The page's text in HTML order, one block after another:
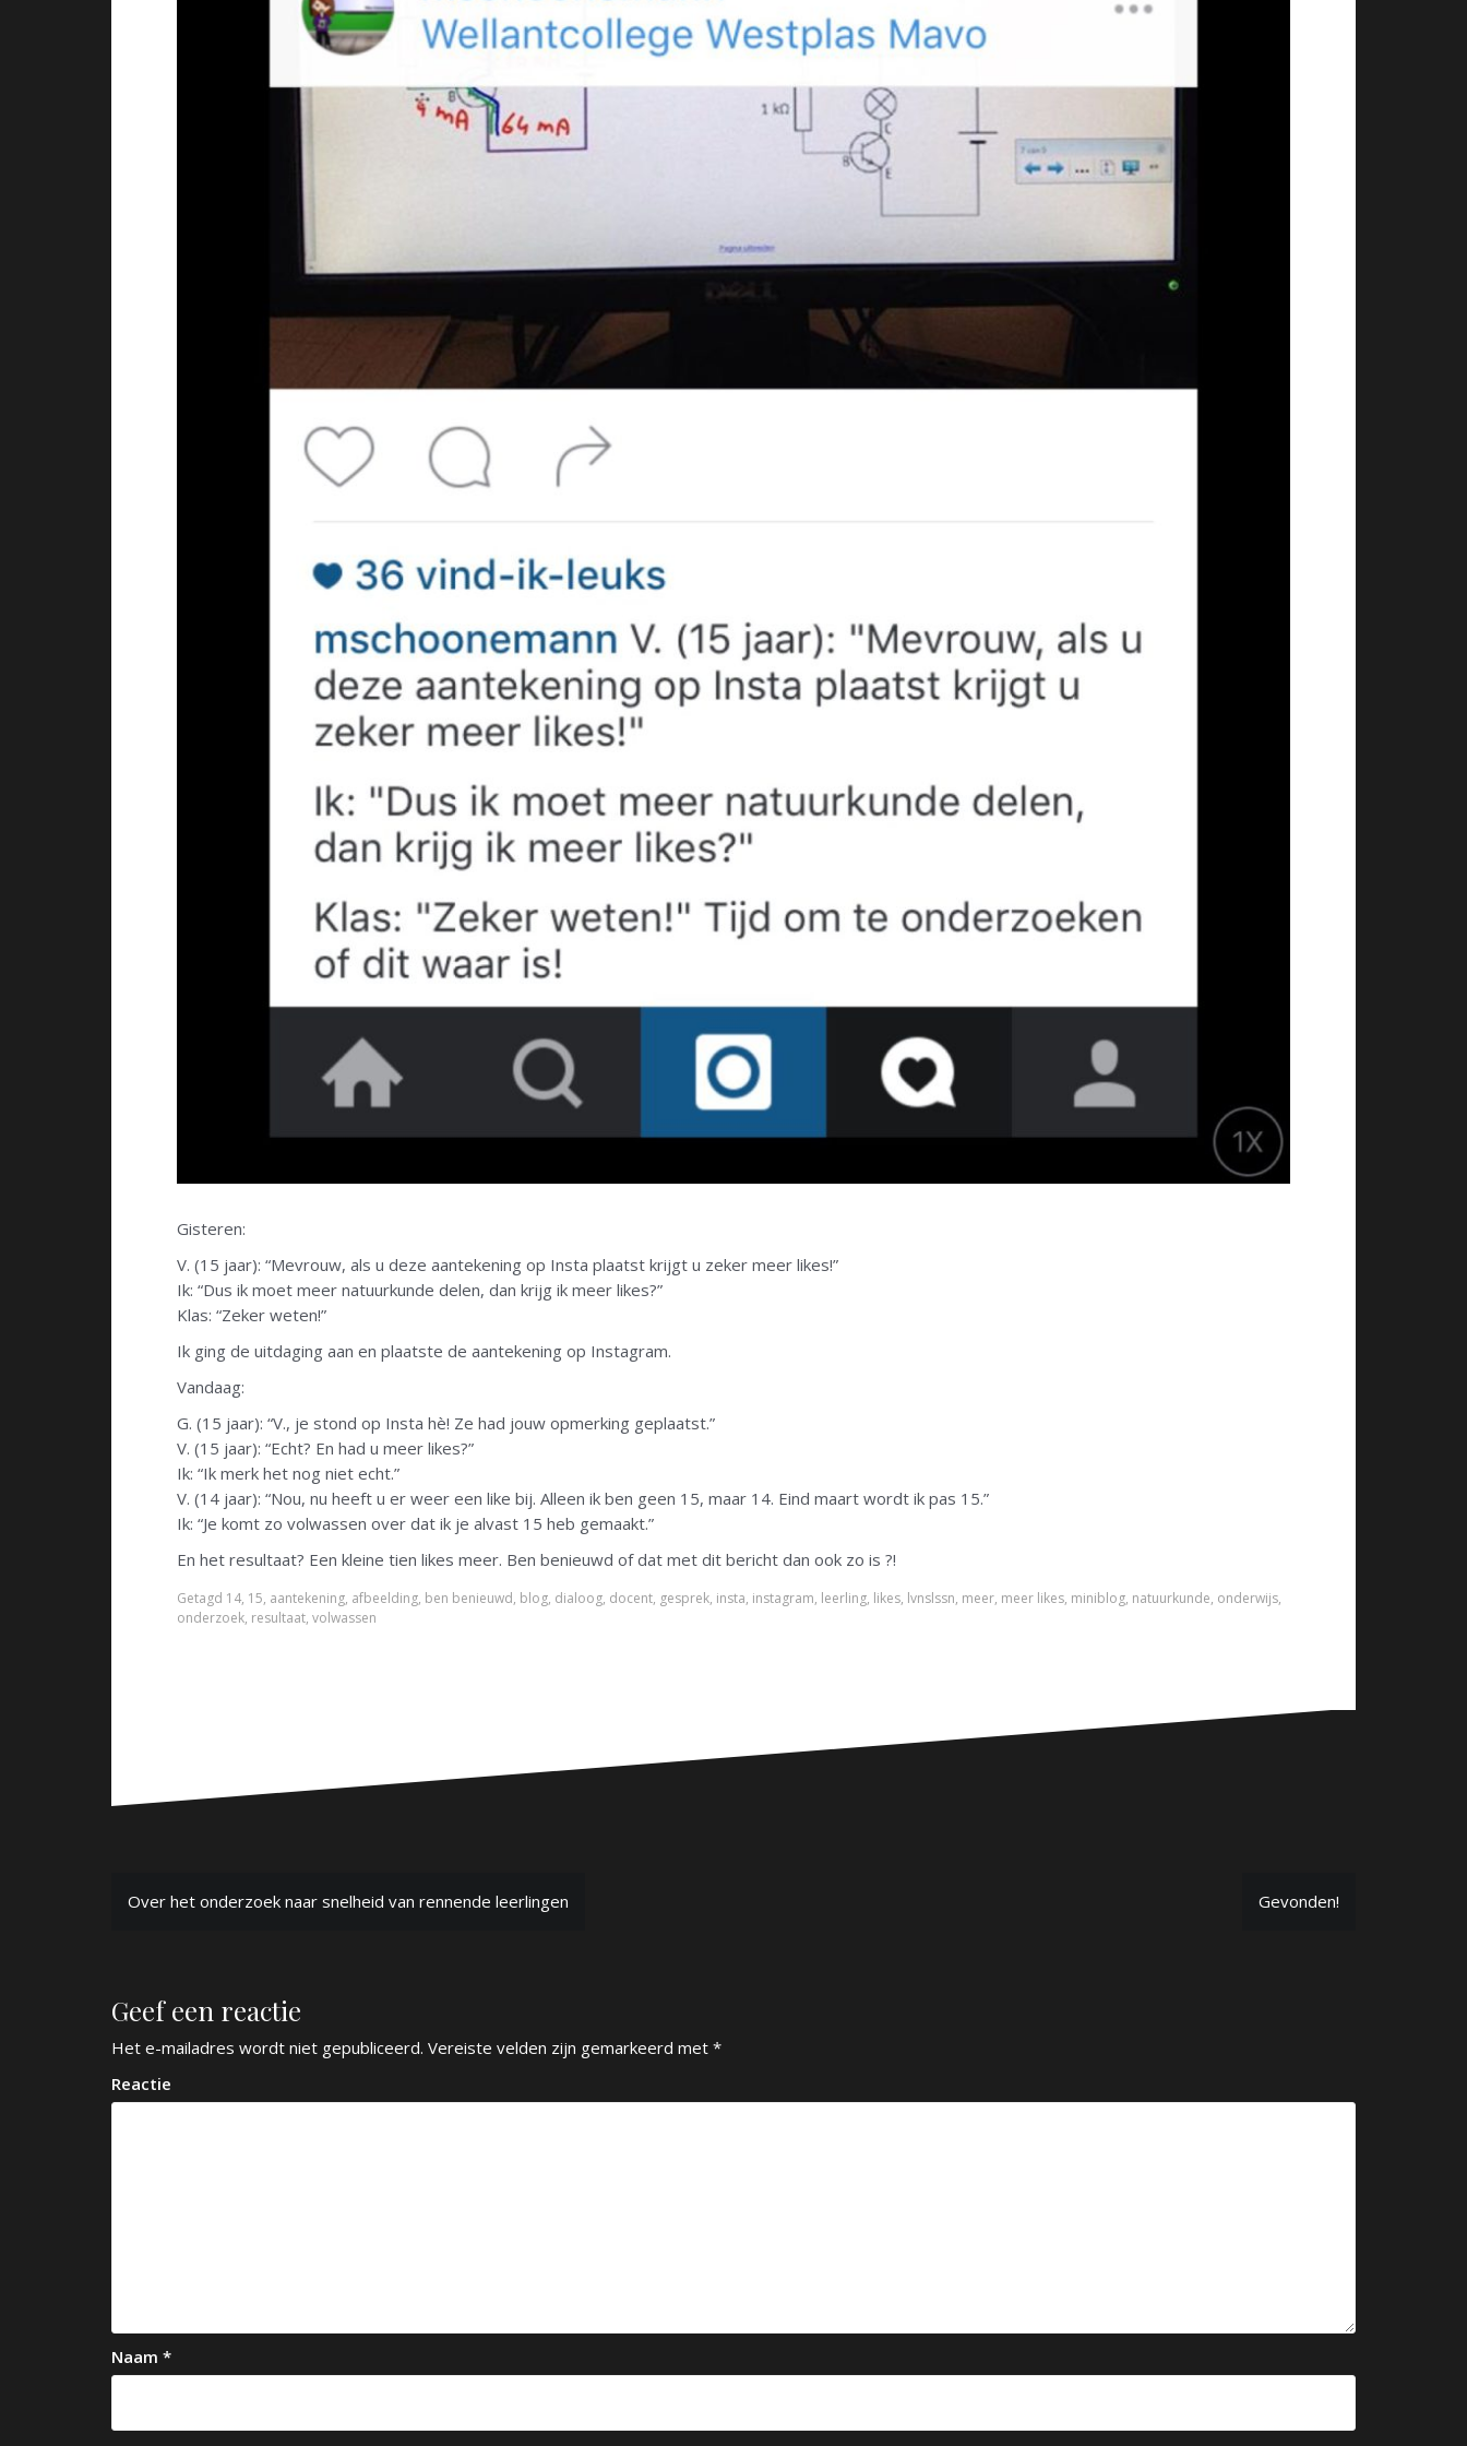
Gisteren:
V. (15 jaar): “Mevrouw, als u deze aantekening op Insta plaatst krijgt u zeker meer likes!”
Ik: “Dus ik moet meer natuurkunde delen, dan krijg ik meer likes?”
Klas: “Zeker weten!”
Ik ging de uitdaging aan en plaatste de aantekening op Instagram.
Vandaag:
G. (15 jaar): “V., je stond op Insta hè! Ze had jouw opmerking geplaatst.”
V. (15 jaar): “Echt? En had u meer likes?”
Ik: “Ik merk het nog niet echt.”
V. (14 jaar): “Nou, nu heeft u er weer een like bij. Alleen ik ben geen 15, maar 14. Eind maart wordt ik pas 15.”
Ik: “Je komt zo volwassen over dat ik je alvast 15 heb gemaakt.”
En het resultaat? Een kleine tien likes meer. Ben benieuwd of dat met dit bericht dan ook zo is ?!
Getagd 14, 15, aantekening, afbeelding, ben benieuwd, blog, dialoog, docent, gesprek, insta, instagram, leerling, likes, lvnslssn, meer, meer likes, miniblog, natuurkunde, onderwijs,
onderzoek, resultaat, volwassen
B
i
c
h
a
t
Over het onderzoek naar snelheid van rennende leerlingen Gevonden!
Geef een reactie
Het e-mailadres wordt niet gepubliceerd. Vereiste velden zijn gemarkeerd met *
Reactie
Naam *